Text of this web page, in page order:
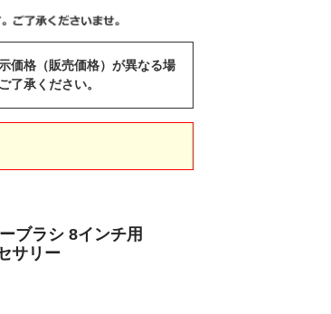
価格（販売価格）が異なる場
了承ください。
ブラシ 8インチ用
サリー